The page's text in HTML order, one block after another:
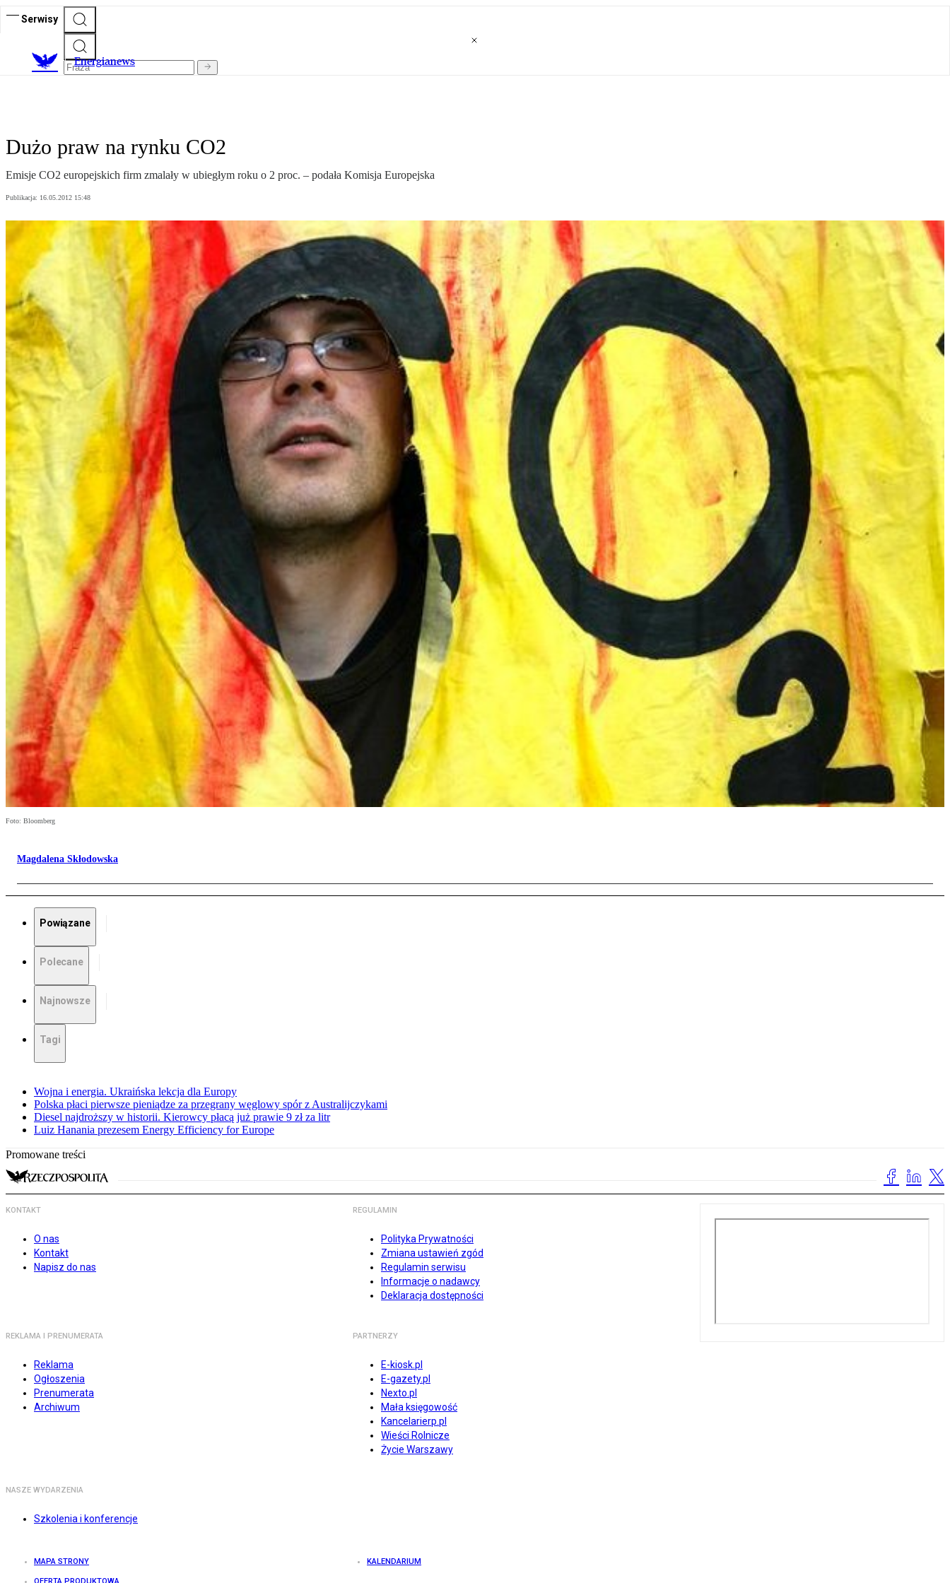
Serwisy
Energianews
Dużo praw na rynku CO2
Emisje CO2 europejskich firm zmalały w ubiegłym roku o 2 proc. – podała Komisja Europejska
Publikacja: 16.05.2012 15:48
Foto: Bloomberg
Magdalena Skłodowska
Powiązane
Polecane
Najnowsze
Tagi
Wojna i energia. Ukraińska lekcja dla Europy
Polska płaci pierwsze pieniądze za przegrany węglowy spór z Australijczykami
Diesel najdroższy w historii. Kierowcy płacą już prawie 9 zł za litr
Luiz Hanania prezesem Energy Efficiency for Europe
Promowane treści
KONTAKT
O nas
Kontakt
Napisz do nas
REGULAMIN
Polityka Prywatności
Zmiana ustawień zgód
Regulamin serwisu
Informacje o nadawcy
Deklaracja dostępności
REKLAMA I PRENUMERATA
Reklama
Ogłoszenia
Prenumerata
Archiwum
PARTNERZY
E-kiosk.pl
E-gazety.pl
Nexto.pl
Mała księgowość
Kancelarierp.pl
Wieści Rolnicze
Życie Warszawy
NASZE WYDARZENIA
Szkolenia i konferencje
MAPA STRONY KALENDARIUM